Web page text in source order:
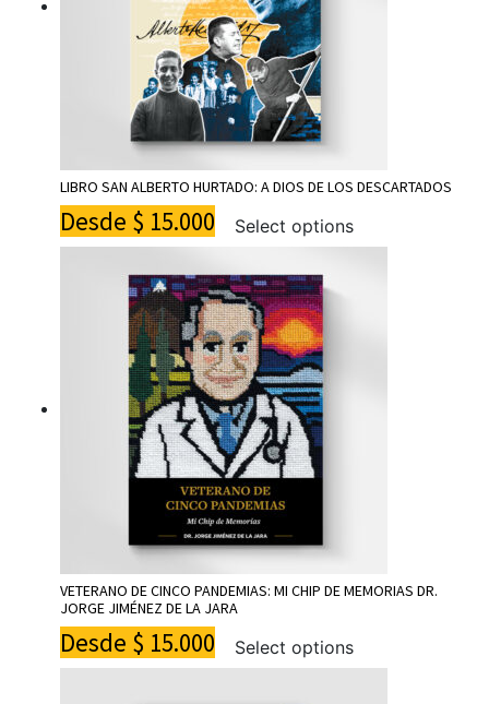
LIBRO SAN ALBERTO HURTADO: A DIOS DE LOS DESCARTADOS
Desde $ 15.000 Select options
VETERANO DE CINCO PANDEMIAS: MI CHIP DE MEMORIAS DR.
JORGE JIMÉNEZ DE LA JARA
Desde $ 15.000 Select options